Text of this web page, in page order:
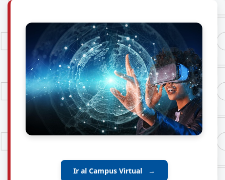
Ir al Campus Virtual →